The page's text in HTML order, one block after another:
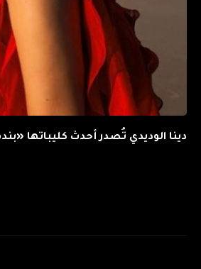
دينا الوديدي تُصدر أحدث كليباتها